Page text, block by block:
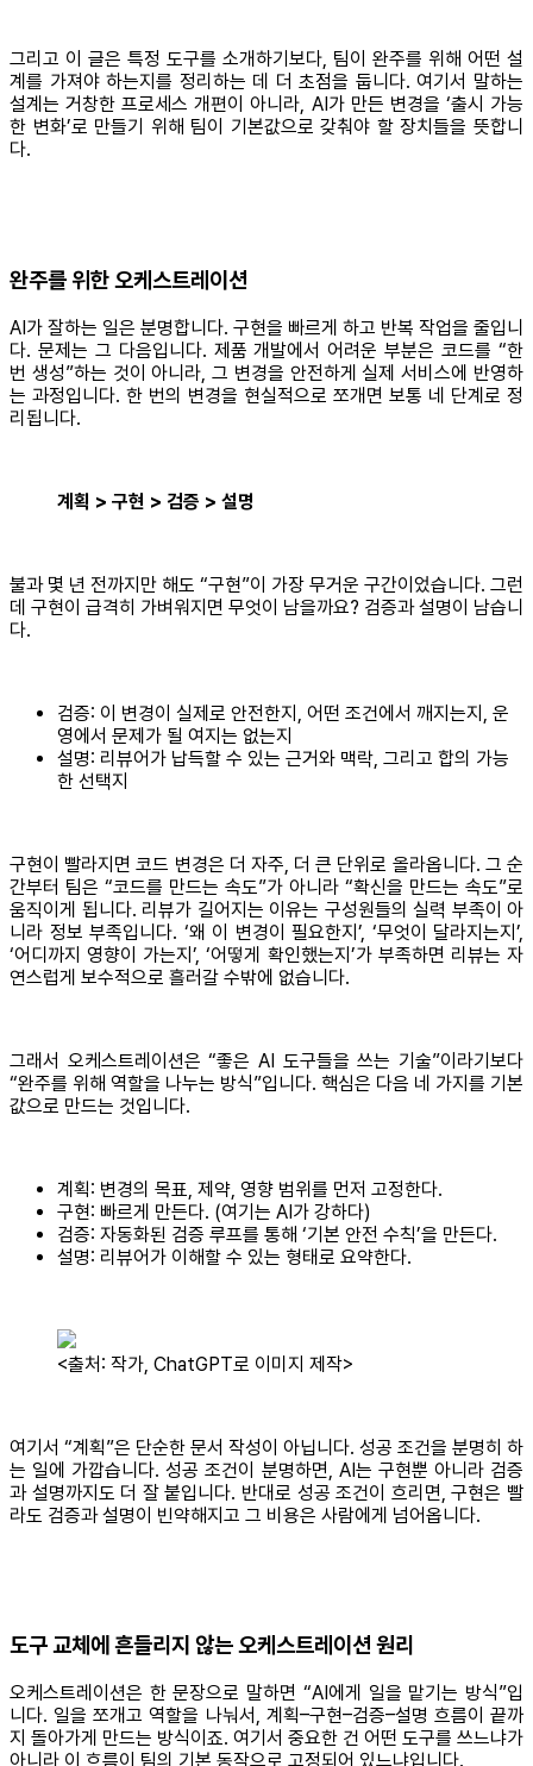
그리고 이 글은 특정 도구를 소개하기보다, 팀이 완주를 위해 어떤 설
계를 가져야 하는지를 정리하는 데 더 초점을 둡니다. 여기서 말하는
설계는 거창한 프로세스 개편이 아니라, AI가 만든 변경을 ‘출시 가능
한 변화’로 만들기 위해 팀이 기본값으로 갖춰야 할 장치들을 뜻합니
다.
완주를 위한 오케스트레이션
AI가 잘하는 일은 분명합니다. 구현을 빠르게 하고 반복 작업을 줄입니
다. 문제는 그 다음입니다. 제품 개발에서 어려운 부분은 코드를 “한
번 생성”하는 것이 아니라, 그 변경을 안전하게 실제 서비스에 반영하
는 과정입니다. 한 번의 변경을 현실적으로 쪼개면 보통 네 단계로 정
리됩니다.
계획 > 구현 > 검증 > 설명
불과 몇 년 전까지만 해도 “구현”이 가장 무거운 구간이었습니다. 그런
데 구현이 급격히 가벼워지면 무엇이 남을까요? 검증과 설명이 남습니
다.
검증: 이 변경이 실제로 안전한지, 어떤 조건에서 깨지는지, 운
영에서 문제가 될 여지는 없는지
설명: 리뷰어가 납득할 수 있는 근거와 맥락, 그리고 합의 가능
한 선택지
구현이 빨라지면 코드 변경은 더 자주, 더 큰 단위로 올라옵니다. 그 순
간부터 팀은 “코드를 만드는 속도”가 아니라 “확신을 만드는 속도”로
움직이게 됩니다. 리뷰가 길어지는 이유는 구성원들의 실력 부족이 아
니라 정보 부족입니다. ‘왜 이 변경이 필요한지’, ‘무엇이 달라지는지’,
‘어디까지 영향이 가는지’, ‘어떻게 확인했는지’가 부족하면 리뷰는 자
연스럽게 보수적으로 흘러갈 수밖에 없습니다.
그래서 오케스트레이션은 “좋은 AI 도구들을 쓰는 기술”이라기보다
“완주를 위해 역할을 나누는 방식”입니다. 핵심은 다음 네 가지를 기본
값으로 만드는 것입니다.
계획: 변경의 목표, 제약, 영향 범위를 먼저 고정한다.
구현: 빠르게 만든다. (여기는 AI가 강하다)
검증: 자동화된 검증 루프를 통해 ‘기본 안전 수칙’을 만든다.
설명: 리뷰어가 이해할 수 있는 형태로 요약한다.
<출처: 작가, ChatGPT로 이미지 제작>
여기서 “계획”은 단순한 문서 작성이 아닙니다. 성공 조건을 분명히 하
는 일에 가깝습니다. 성공 조건이 분명하면, AI는 구현뿐 아니라 검증
과 설명까지도 더 잘 붙입니다. 반대로 성공 조건이 흐리면, 구현은 빨
라도 검증과 설명이 빈약해지고 그 비용은 사람에게 넘어옵니다.
도구 교체에 흔들리지 않는 오케스트레이션 원리
오케스트레이션은 한 문장으로 말하면 “AI에게 일을 맡기는 방식”입
니다. 일을 쪼개고 역할을 나눠서, 계획–구현–검증–설명 흐름이 끝까
지 돌아가게 만드는 방식이죠. 여기서 중요한 건 어떤 도구를 쓰느냐가
아니라 이 흐름이 팀의 기본 동작으로 고정되어 있느냐입니다.